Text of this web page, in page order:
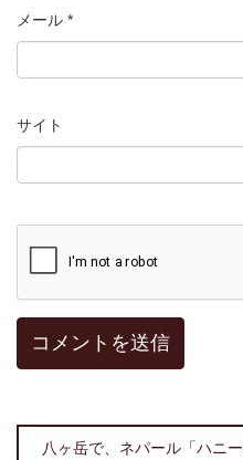
メール *
サイト
八ヶ岳で、ネパール「ハニ